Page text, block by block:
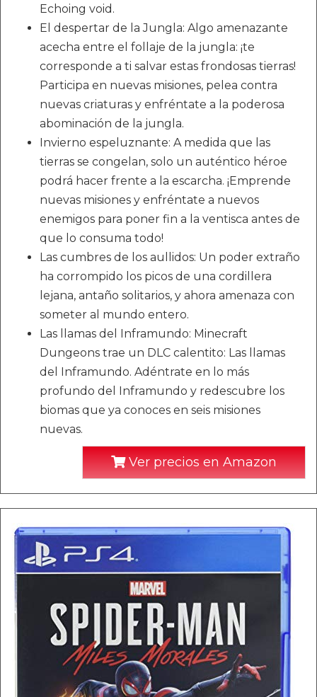
Echoing void.
El despertar de la Jungla: Algo amenazante
acecha entre el follaje de la jungla: ¡te
corresponde a ti salvar estas frondosas tierras!
Participa en nuevas misiones, pelea contra
nuevas criaturas y enfréntate a la poderosa
abominación de la jungla.
Invierno espeluznante: A medida que las
tierras se congelan, solo un auténtico héroe
podrá hacer frente a la escarcha. ¡Emprende
nuevas misiones y enfréntate a nuevos
enemigos para poner fin a la ventisca antes de
que lo consuma todo!
Las cumbres de los aullidos: Un poder extraño
ha corrompido los picos de una cordillera
lejana, antaño solitarios, y ahora amenaza con
someter al mundo entero.
Las llamas del Inframundo: Minecraft
Dungeons trae un DLC calentito: Las llamas
del Inframundo. Adéntrate en lo más
profundo del Inframundo y redescubre los
biomas que ya conoces en seis misiones
nuevas.
Ver precios en Amazon